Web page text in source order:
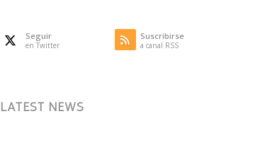
Seguir
en Twitter
Suscribirse
a canal RSS
LATEST NEWS